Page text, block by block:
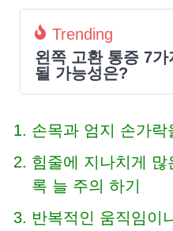
Trending
왼쪽 고환 통증 7가
될 가능성은?
손목과 엄지 손가
힘줄에 지나치게 많
록 늘 주의 하기
반복적인 움직임이